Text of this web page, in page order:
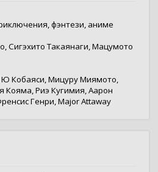
,фэнтези, аниме
,Сигэхито Такаянаги,Мацумото
Ю Кобаяси,Мицуру Миямото,
Кояма,Риэ Кугимия,Аарон
Генри,Major Attaway